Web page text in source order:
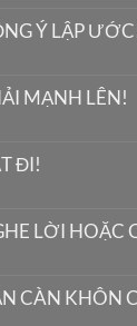
Ý LẬP
MẠNH LÊN!
ĐI!
LỜI HOẶC
CÀN KHÔN